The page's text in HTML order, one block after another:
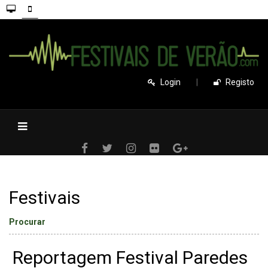
Login Registo
Festivais
Procurar
Reportagem Festival Paredes